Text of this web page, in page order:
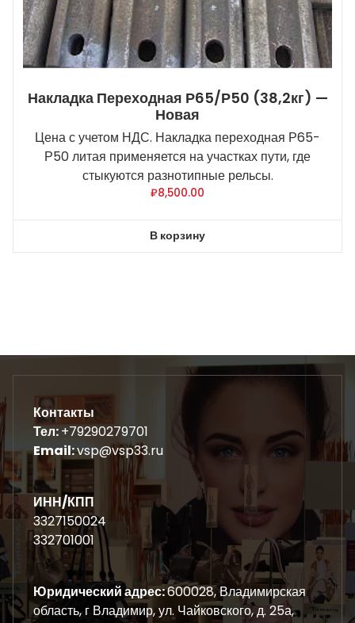
Накладка Переходная Р65/Р50 (38,2кг) —
Новая
Цена с учетом НДС. Накладка переходная Р65-
Р50 литая применяется на участках пути, где
стыкуются разнотипные рельсы.
₽8,500.00
В корзину
Контакты
Тел:+79290279701
Email:vsp@vsp33.ru
ИНН/КПП
3327150024
332701001
Юридический адрес:600028, Владимирская
область, г Владимир, ул. Чайковского, д. 25а,